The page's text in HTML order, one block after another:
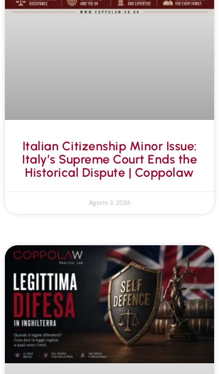
Italian Citizenship Minor Issue:
Italy’s Supreme Court Ends the
Historical Dispute | Coppolaw
Agosto 3, 2026